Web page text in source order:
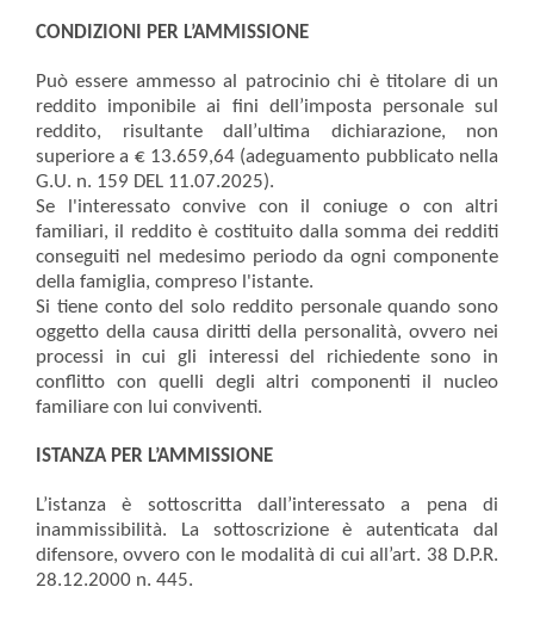
CONDIZIONI PER L’AMMISSIONE
Può essere ammesso al patrocinio chi è titolare di un
reddito imponibile ai fini dell’imposta personale sul
reddito, risultante dall’ultima dichiarazione, non
superiore a € 13.659,64 (adeguamento pubblicato nella
G.U. n. 159 DEL 11.07.2025).
Se l'interessato convive con il coniuge o con altri
familiari, il reddito è costituito dalla somma dei redditi
conseguiti nel medesimo periodo da ogni componente
della famiglia, compreso l'istante.
Si tiene conto del solo reddito personale quando sono
oggetto della causa diritti della personalità, ovvero nei
processi in cui gli interessi del richiedente sono in
conflitto con quelli degli altri componenti il nucleo
familiare con lui conviventi.
ISTANZA PER L’AMMISSIONE
L’istanza è sottoscritta dall’interessato a pena di
inammissibilità. La sottoscrizione è autenticata dal
difensore, ovvero con le modalità di cui all’art. 38 D.P.R.
28.12.2000 n. 445.